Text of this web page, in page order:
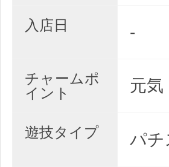
入店日 -
チャームポ
イント
元
遊技タイプ パチ